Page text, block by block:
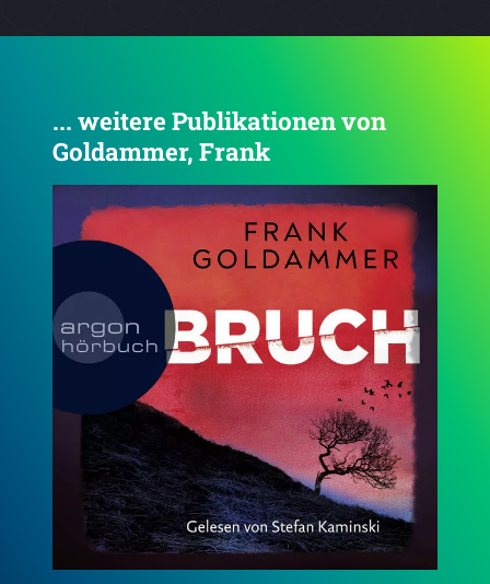
... weitere Publikationen von
Goldammer, Frank